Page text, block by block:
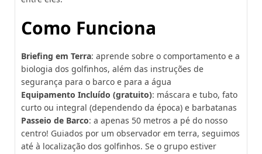
Como Funciona
Briefing em Terra: aprende sobre o comportamento e a
biologia dos golfinhos, além das instruções de
segurança para o barco e para a água
Equipamento Incluído (gratuito): máscara e tubo, fato
curto ou integral (dependendo da época) e barbatanas
Passeio de Barco: a apenas 50 metros a pé do nosso
centro! Guiados por um observador em terra, seguimos
até à localização dos golfinhos. Se o grupo estiver